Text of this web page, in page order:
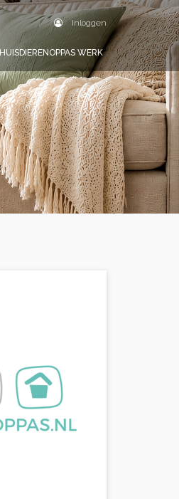
Inloggen
HUISDIERENOPPAS WERK